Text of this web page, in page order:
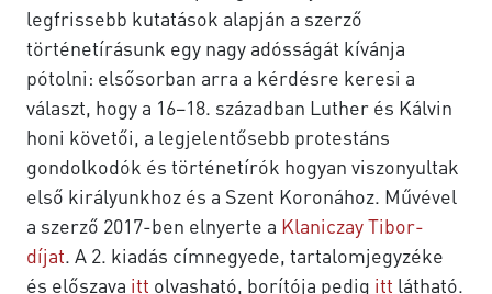
legfrissebb kutatások alapján a szerző
történetírásunk egy nagy adósságát kívánja
pótolni: elsősorban arra a kérdésre keresi a
választ, hogy a 16–18. században Luther és Kálvin
honi követői, a legjelentősebb protestáns
gondolkodók és történetírók hogyan viszonyultak
első királyunkhoz és a Szent Koronához. Művével
a szerző 2017-ben elnyerte a Klaniczay Tibor-
díjat. A 2. kiadás címnegyede, tartalomjegyzéke
és előszava itt olvasható, borítója pedig itt látható.